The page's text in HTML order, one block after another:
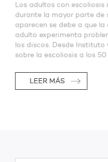
Los adultos con escoliosis
durante la mayor parte de
aparecen se debe a que
adulto experimenta
los discos. Desde
sobre la escoliosis a los 50
LEER MÁS